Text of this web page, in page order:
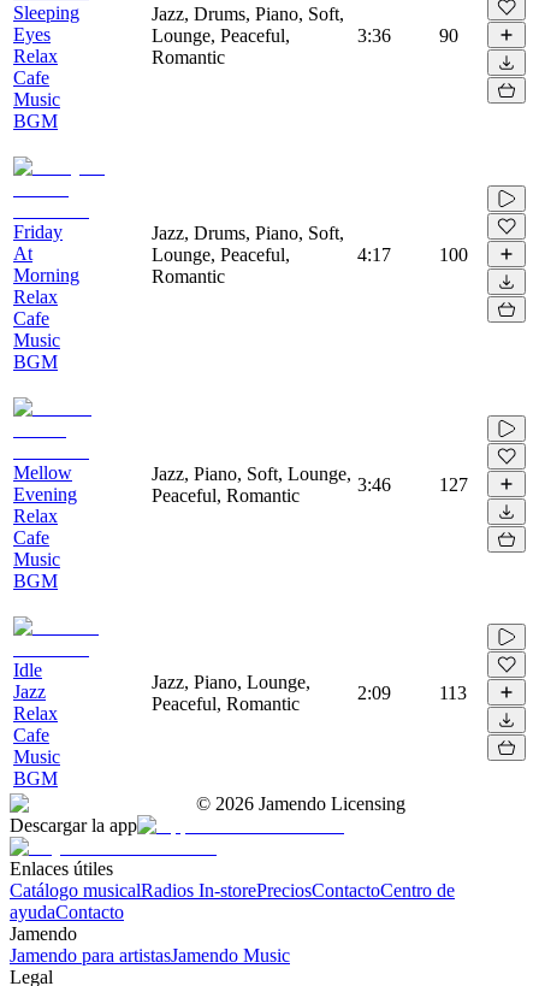
Sleeping
Eyes
Relax
Cafe
Music
BGM
Jazz, Drums, Piano, Soft,
Lounge, Peaceful,
Romantic
3:36 90
Friday
At
Morning
Relax
Cafe
Music
BGM
Jazz, Drums, Piano, Soft,
Lounge, Peaceful,
Romantic
4:17 100
Mellow
Evening
Relax
Cafe
Music
BGM
Jazz, Piano, Soft, Lounge,
Peaceful, Romantic
3:46 127
Idle
Jazz
Relax
Cafe
Music
BGM
Jazz, Piano, Lounge,
Peaceful, Romantic
2:09 113
© 2026 Jamendo Licensing
Descargar la app
Enlaces útiles
Catálogo musicalRadios In-storePreciosContactoCentro de
ayudaContacto
Jamendo
Jamendo para artistasJamendo Music
Legal